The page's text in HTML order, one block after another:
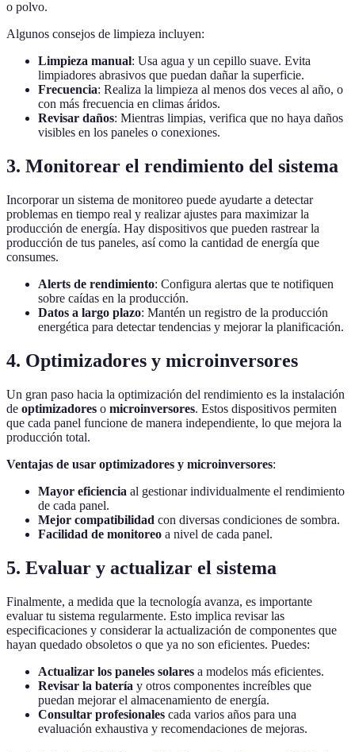
o polvo.
Algunos consejos de limpieza incluyen:
Limpieza manual: Usa agua y un cepillo suave. Evita
limpiadores abrasivos que puedan dañar la superficie.
Frecuencia: Realiza la limpieza al menos dos veces al año, o
con más frecuencia en climas áridos.
Revisar daños: Mientras limpias, verifica que no haya daños
visibles en los paneles o conexiones.
3. Monitorear el rendimiento del sistema
Incorporar un sistema de monitoreo puede ayudarte a detectar
problemas en tiempo real y realizar ajustes para maximizar la
producción de energía. Hay dispositivos que pueden rastrear la
producción de tus paneles, así como la cantidad de energía que
consumes.
Alerts de rendimiento: Configura alertas que te notifiquen
sobre caídas en la producción.
Datos a largo plazo: Mantén un registro de la producción
energética para detectar tendencias y mejorar la planificación.
4. Optimizadores y microinversores
Un gran paso hacia la optimización del rendimiento es la instalación
de optimizadores o microinversores. Estos dispositivos permiten
que cada panel funcione de manera independiente, lo que mejora la
producción total.
Ventajas de usar optimizadores y microinversores:
Mayor eficiencia al gestionar individualmente el rendimiento
de cada panel.
Mejor compatibilidad con diversas condiciones de sombra.
Facilidad de monitoreo a nivel de cada panel.
5. Evaluar y actualizar el sistema
Finalmente, a medida que la tecnología avanza, es importante
evaluar tu sistema regularmente. Esto implica revisar las
especificaciones y considerar la actualización de componentes que
hayan quedado obsoletos o que ya no son eficientes. Puedes:
Actualizar los paneles solares a modelos más eficientes.
Revisar la batería y otros componentes increíbles que
puedan mejorar el almacenamiento de energía.
Consultar profesionales cada varios años para una
evaluación exhaustiva y recomendaciones de mejoras.